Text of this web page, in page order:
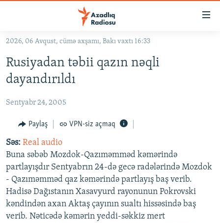
Əsas
qayıt
Əsas
naviqasiyaya
qayıt
#İZAHLA
KORRUPSIOMETR
#ƏSLINDƏ
FƏRQƏ BAX
QANUNI DOĞRU
ARAŞDIRMA
MULTIMEDIA
VIDEO
FOTOQALEREYA
RADIO ARXIV
OXU ZALI
HAQQIMIZDA
2026, 06 Avqust, cümə axşamı, Bakı vaxtı 16:33
Rusiyadan təbii qazın nəqli
dayandırıldı
Sentyabr 24, 2005
Paylaş VPN-siz açmaq
Səs: Real audio
Buna səbəb Mozdok-Qazıməmməd kəmərində
partlayışdır Sentyabrın 24-də gecə radələrində Mozdok
- Qazıməmməd qaz kəmərində partlayış baş verib.
Hadisə Dağıstanın Xasavyurd rayonunun Pokrovski
kəndindən axan Aktaş çayının sualtı hissəsində baş
verib. Nəticədə kəmərin yeddi-səkkiz mert